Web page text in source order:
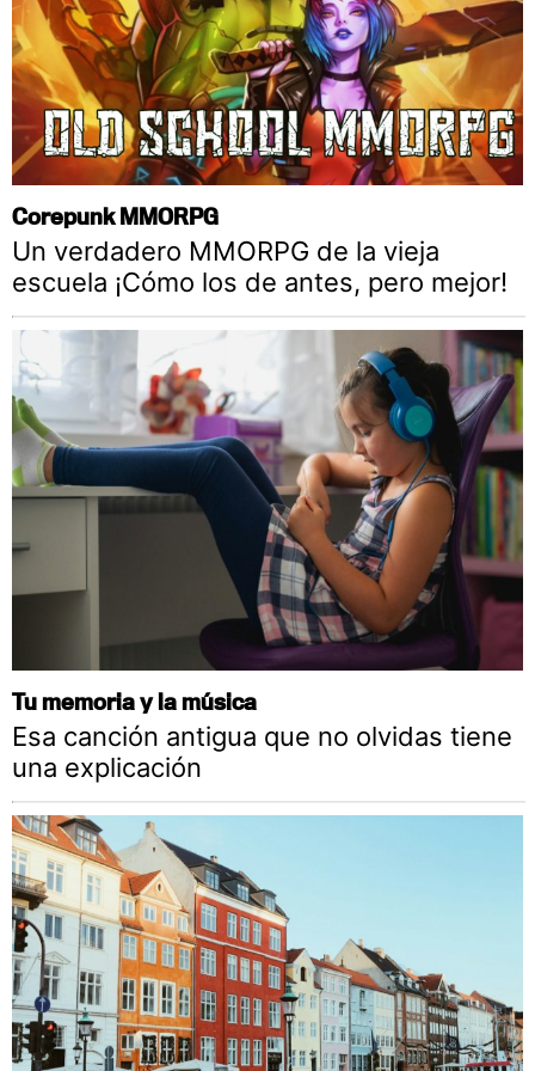
Corepunk MMORPG
Un verdadero MMORPG de la vieja
escuela ¡Cómo los de antes, pero mejor!
Tu memoria y la música
Esa canción antigua que no olvidas tiene
una explicación